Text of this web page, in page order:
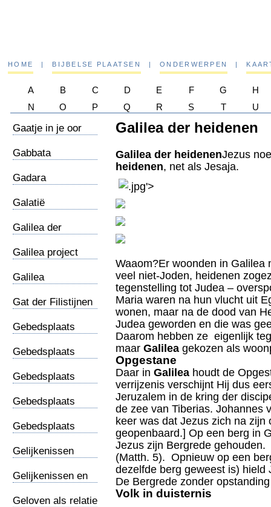
HOME | BIJBELSE PLAATSEN | ONDERWERPEN |
A B C D E F G
H
N
O P Q R S T U
Gaatje in je oor
Gabbata
Gadara
Galatië
Galilea der
Galilea project
Galilea
Jezus
Gat der Filistijnen
Gebedsplaats
Gebedsplaats
Gebedsplaats
Gebedsplaats
Gebedsplaats
Gelijkenissen
Gelijkenissen en
Geloven als relatie
Galilea der heidenen
Galilea der heidenenJezus
heidenen, net als Jesaja.
.jpg'>
Waaom?Er woonden in
veel niet-Joden, heidenen
tegenstelling tot Judea –
Maria waren na hun vlucht uit
wonen, maar na de dood van
Judea geworden en die was
Daarom hebben ze eigenlijk
maar Galilea gekozen als
Opgestane
Daar in Galilea houdt de
verrijzenis verschijnt Hij dus
Jeruzalem in de kring der
de zee van Tiberias. Johannes
keer was dat Jezus zich na
geopenbaard.] Op een berg in
Jezus zijn Bergrede
(Matth. 5). Opnieuw op een
dezelfde berg geweest is)
De Bergrede zonder
Volk in duisternis